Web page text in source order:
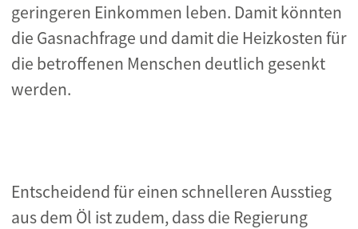
geringeren Einkommen leben. Damit könnten
die Gasnachfrage und damit die Heizkosten für
die betroffenen Menschen deutlich gesenkt
werden.
Entscheidend für einen schnelleren Ausstieg
aus dem Öl ist zudem, dass die Regierung